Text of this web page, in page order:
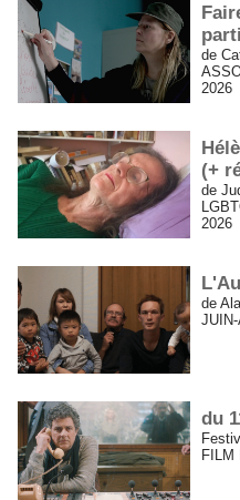
de
2026
(+
de
2026
de
du
FILM